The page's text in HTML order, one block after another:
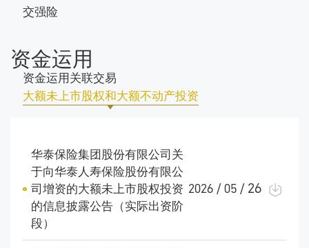
交强险
资金运用
资金运用关联交易
大额未上市股权和大额不动产投资
华泰保险集团股份有限公司关
于向华泰人寿保险股份有限公
司增资的大额未上市股权投资
的信息披露公告（实际出资阶
段）
2026 / 05 / 26